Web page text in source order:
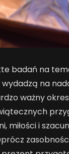
badań na
na
ważny
miłości i